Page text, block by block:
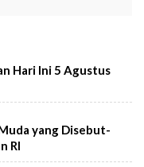
Hari Ini 5 Agustus
yang Disebut-
RI